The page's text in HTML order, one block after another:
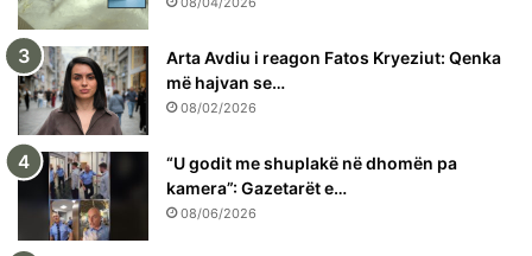
Arta Avdiu i reagon Fatos Kryeziut: Qenka
më hajvan se…
08/02/2026
“U godit me shuplakë në dhomën pa
kamera”: Gazetarët e…
08/06/2026